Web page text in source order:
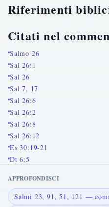
Riferimenti
Citati nel
Salmo 26
Sal 26:1
Sal 26
Sal 7, 17
Sal 26:6
Sal 26:2
Sal 26:8
Sal 26:12
Es 30:19-21
Dt 6:5
APPROFONDISCI
Salmi 23, 91, 51, 121 —